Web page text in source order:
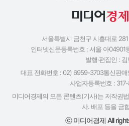
서울특별시 금천구 시흥대로
인터넷신문등록번호 : 서울 아04901
발행·편집인 :
대표 전화번호 : 02) 6959-3703통신판매
사업자등록번호 :
미디어경제의 모든 콘텐츠(기사)는 저작권
사. 배포 등을 금
ⓒ 미디어경제 All